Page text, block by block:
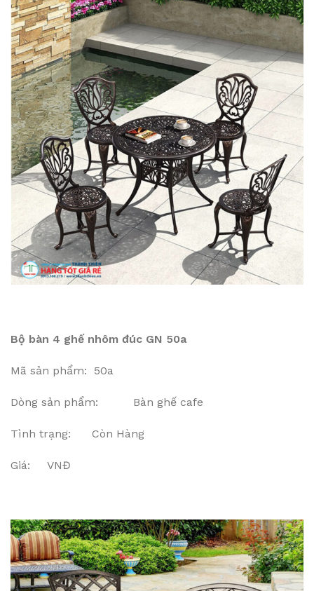
Bộ bàn 4 ghế nhôm đúc GN 50a
Mã sản phẩm: 50a
Dòng sản phẩm: Bàn ghế cafe
Tình trạng: Còn Hàng
Giá: VNĐ